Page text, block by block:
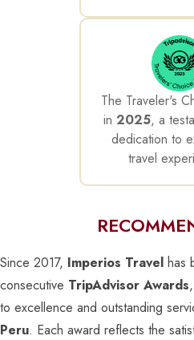
The Traveler's
in 2025, a
dedication to
travel
Since 2017, Imperios Travel has
consecutive TripAdvisor Awards
to excellence and outstanding
Peru. Each award reflects the